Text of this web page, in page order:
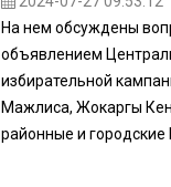
На нем обсуждены
объявлением
избирательной
Мажлиса, Жокаргы
районные и